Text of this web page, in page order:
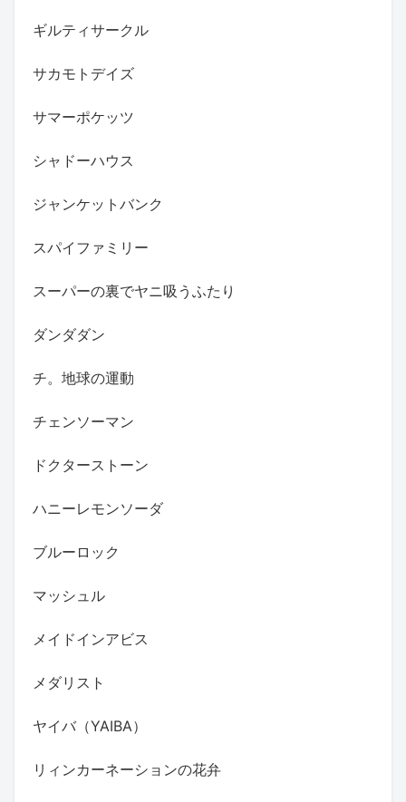
ギルティサークル
サカモトデイズ
サマーポケッツ
シャドーハウス
ジャンケットバンク
スパイファミリー
スーパーの裏でヤニ吸うふたり
ダンダダン
チ。地球の運動
チェンソーマン
ドクターストーン
ハニーレモンソーダ
ブルーロック
マッシュル
メイドインアビス
メダリスト
ヤイバ（YAIBA）
リィンカーネーションの花弁